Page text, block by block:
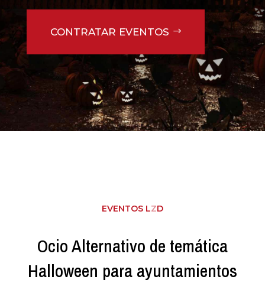
CONTRATAR EVENTOS
EVENTOS LZD
Ocio Alternativo de temática
Halloween para ayuntamientos